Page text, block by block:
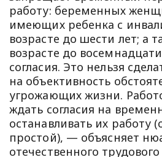
работу: беременных
имеющих ребенка с
возрасте до шести лет; а
возрасте до
согласия. Это нельзя
на объективность
угрожающих жизни.
ждать согласия на
останавливать их работу
простой), — объясняет
отечественного